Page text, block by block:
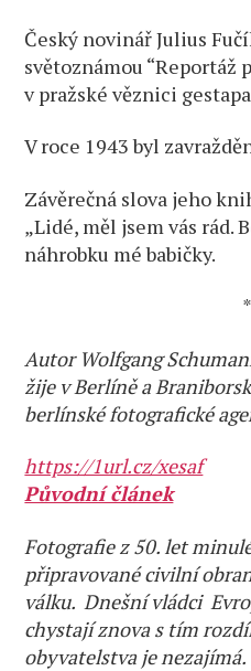
Český novinář Julius
světoznámou “Reportáž
v pražské věznici
V roce 1943 byl
Závěrečná slova jeho
„Lidé, měl jsem vás rád.
náhrobku mé babičky.
*
Autor Wolfgang
žije v Berlíně a
berlínské fotografické
https://1url.cz/xesaf
Původní článek
Fotografie z 50. let
připravované civilní
válku. Dnešní vládci
chystají znova s tím
obyvatelstva je nezajímá.